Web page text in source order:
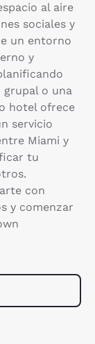
al aire
sociales y
un entorno
y
o una
hotel ofrece
servicio
Miami y
tu
con
y comenzar